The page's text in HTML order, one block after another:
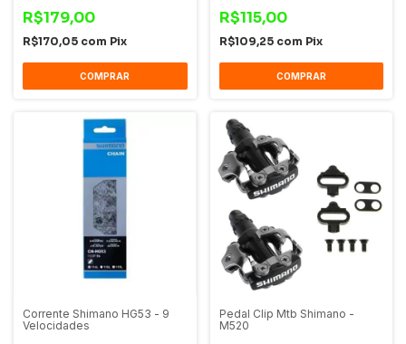
R$179,00
R$170,05 com Pix
COMPRAR
R$115,00
R$109,25 com Pix
COMPRAR
Corrente Shimano HG53 - 9
Velocidades
Pedal Clip Mtb Shimano -
M520